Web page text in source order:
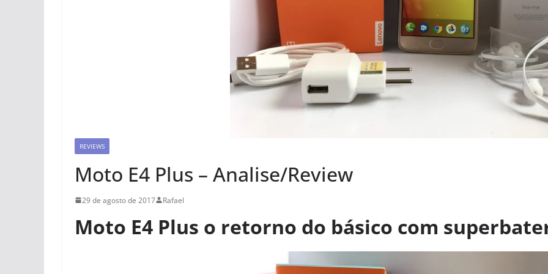
REVIEWS
Moto E4 Plus – Analise/Review
29 de agosto de 2017 Rafael
Moto E4 Plus o retorno do básico com